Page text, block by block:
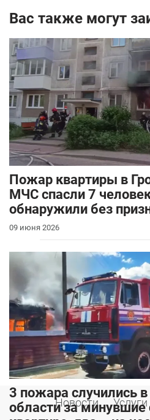
Вас также могут
Пожар квартиры в
МЧС спасли 7
обнаружили без
09 июня 2026
3 пожара случились в
области за минувшие
Новости Услуги